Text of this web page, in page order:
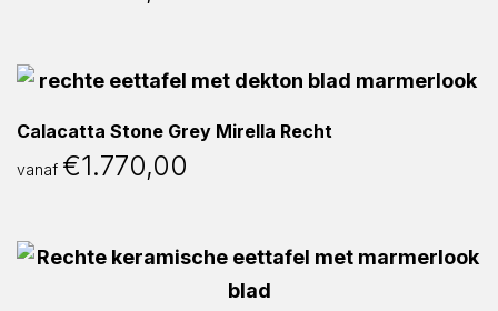
Calacatta Stone Grey Mirella Recht
vanaf €1.770,00